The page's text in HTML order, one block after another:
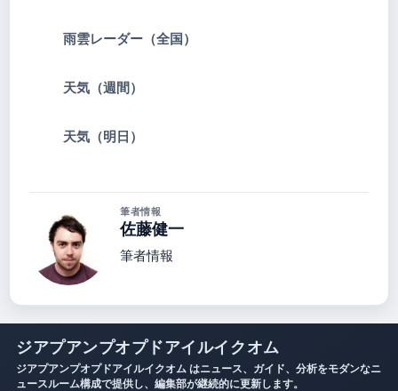
雨雲レーダー（全国）
天気（週間）
天気（明日）
筆者情報
佐藤健一
筆者情報
ジアプアンプオプドアイルイクオム
ジアプアンプオプドアイルイクオム はニュース、ガイド、分析をモダンなニ
ュースルーム構成で提供し、編集部が継続的に更新します。